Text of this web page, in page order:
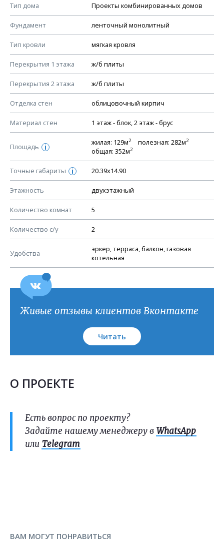
Тип дома Проекты комбинированных домов
Фундамент ленточный монолитный
Тип кровли мягкая кровля
Перекрытия 1 этажа ж/б плиты
Перекрытия 2 этажа ж/б плиты
Отделка стен облицовочный кирпич
Материал стен 1 этаж - блок, 2 этаж - брус
Площадь i
жилая: 129м2 полезная: 282м2
общая: 352м2
Точные габариты i 20.39х14.90
Этажность двухэтажный
Количество комнат 5
Количество с/у 2
Удобства
эркер, терраса, балкон, газовая
котельная
КОНСТРУКТИВНЫЕ РЕШЕНИЯ (КР)
Ведомость рабочих чертежей основного комплекта КР
План фундамента
Устройство фундамента, спецификация материалов
Планы перекрытий этажей, спецификация элементов
Устройство перекрытий
Устройство стен
Спецификация материалов стен
Схема расположения лаг чердака (если есть)
Схема расположения элементов стропил
Спецификация элементов стропил
Устройство стропильной системы
Узлы устройства кровли
План кровли
Живые отзывы клиентов Вконтакте
Читать
О ПРОЕКТЕ
Есть вопрос по проекту?
Задайте нашему менеджеру в WhatsApp
или Telegram
ВАМ МОГУТ ПОНРАВИТЬСЯ